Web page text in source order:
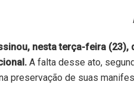
nesta terça-feira
A falta desse ato,
preservação de suas